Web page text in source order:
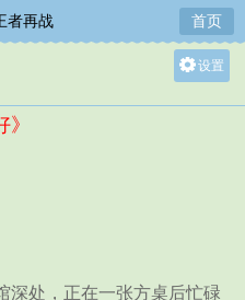
者再战 首页
设置
处，正在一张方桌后忙碌